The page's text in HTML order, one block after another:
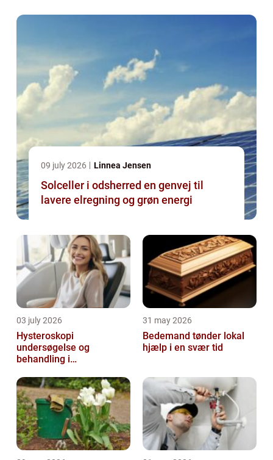
09 july 2026 Linnea Jensen
Solceller i odsherred en genvej til
lavere elregning og grøn energi
03 july 2026
Hysteroskopi
undersøgelse og
behandling i
31 may 2026
Bedemand tønder lokal
hjælp i en svær tid